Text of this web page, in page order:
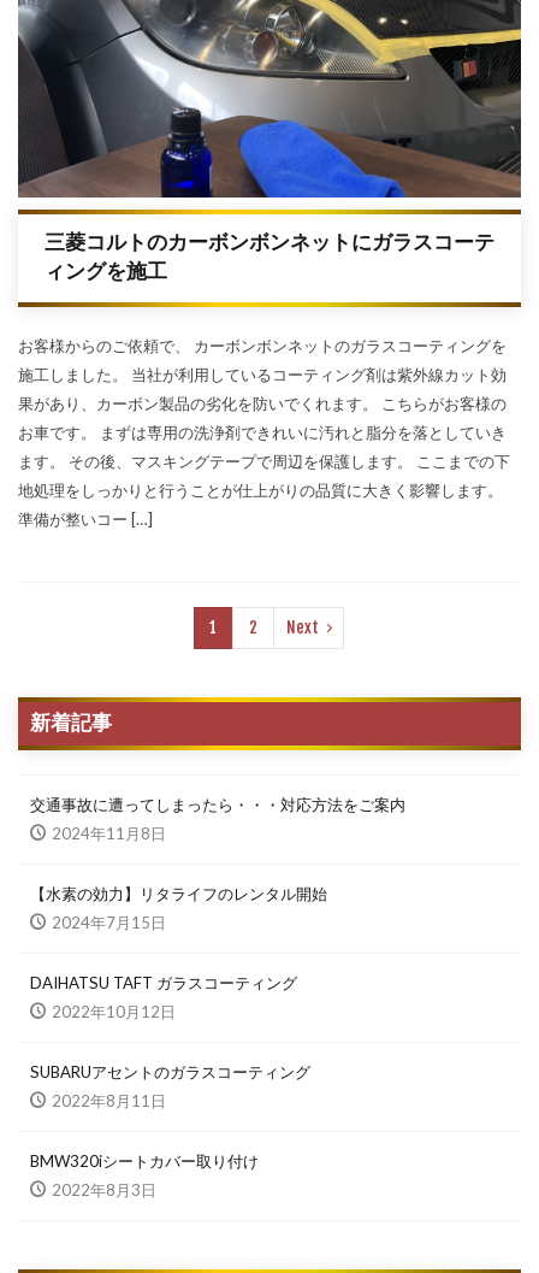
三菱コルトのカーボンボンネットにガラスコーテ
ィングを施工
お客様からのご依頼で、 カーボンボンネットのガラスコーティングを
施工しました。 当社が利用しているコーティング剤は紫外線カット効
果があり、カーボン製品の劣化を防いでくれます。 こちらがお客様の
お車です。 まずは専用の洗浄剤できれいに汚れと脂分を落としていき
ます。 その後、マスキングテープで周辺を保護します。 ここまでの下
地処理をしっかりと行うことが仕上がりの品質に大きく影響します。
準備が整いコー […]
1 2 Next
新着記事
交通事故に遭ってしまったら・・・対応方法をご案内
2024年11月8日
【水素の効力】リタライフのレンタル開始
2024年7月15日
DAIHATSU TAFT ガラスコーティング
2022年10月12日
SUBARUアセントのガラスコーティング
2022年8月11日
BMW320iシートカバー取り付け
2022年8月3日